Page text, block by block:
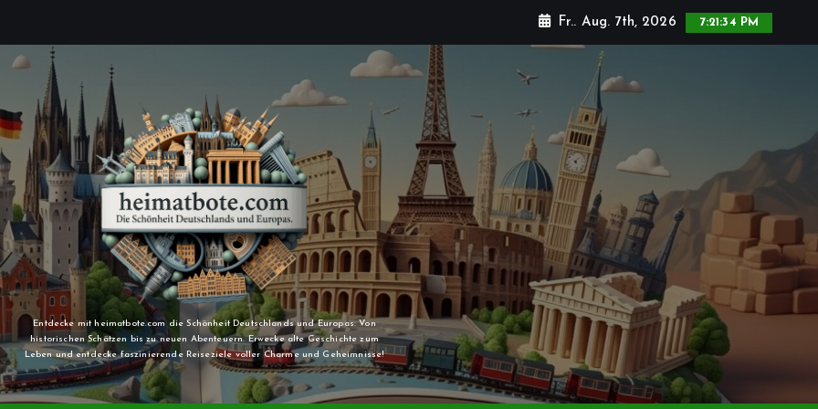
Fr.. Aug. 7th, 2026 7:21:36 PM
Entdecke mit heimatbote.com die Schönheit Deutschlands und Europas: Von
historischen Schätzen bis zu neuen Abenteuern. Erwecke alte Geschichte zum
Leben und entdecke faszinierende Reiseziele voller Charme und Geheimnisse!